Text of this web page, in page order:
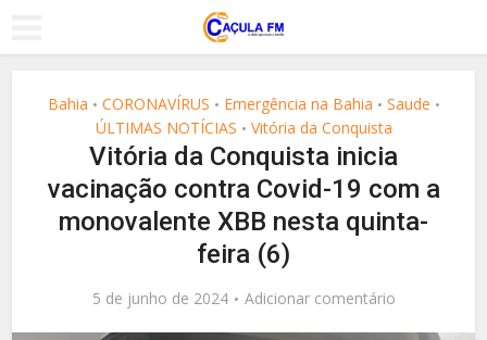
Bahia • CORONAVÍRUS • Emergência na Bahia • Saude •
ÚLTIMAS NOTÍCIAS • Vitória da Conquista
Vitória da Conquista inicia
vacinação contra Covid-19 com a
monovalente XBB nesta quinta-
feira (6)
5 de junho de 2024 Adicionar comentário